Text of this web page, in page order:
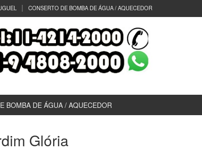
CONSERTO DE BOMBA DE ÁGUA / AQUECEDOR
BOMBA DE ÁGUA / AQUECEDOR
Glória